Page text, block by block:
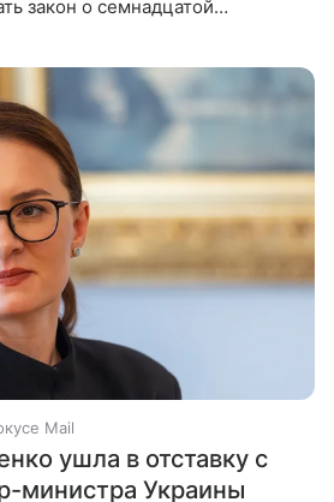
закон о семнадцатой
Mail
ушла в отставку с
министра Украины